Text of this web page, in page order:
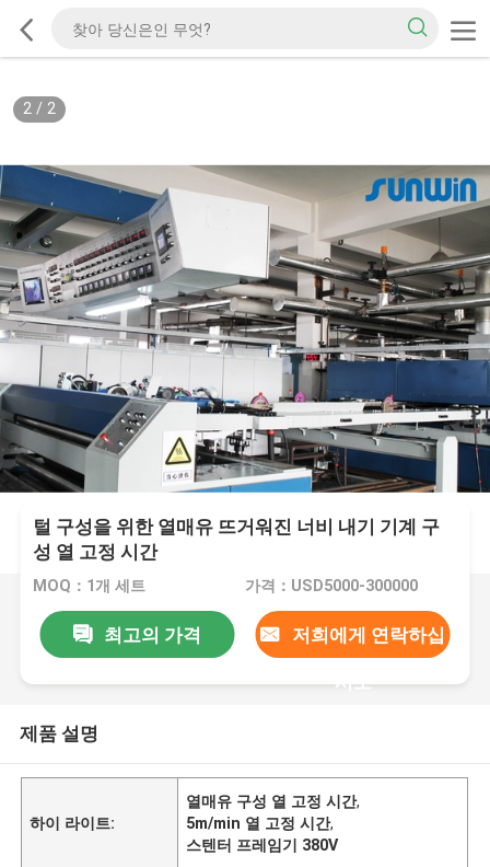
2/ 2
털 구성을 위한 열매유 뜨거워진 너비 내기 기계 구
성 열 고정 시간
MOQ：1개 세트 가격：USD5000-300000
최고의 가격 저희에게 연락하십
시오
제품 설명
하이 라이트:
열매유 구성 열 고정 시간,
5m/min 열 고정 시간,
스텐터 프레임기 380V